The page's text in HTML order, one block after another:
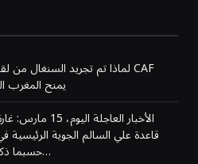
يمنح المغرب الفوز
قاعدة علي السالم الجوية
حسبما ذكرت التقارير أن القوات الأمريكية…